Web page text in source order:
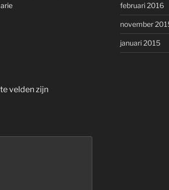
velden zijn
februari 2016
november
januari 2015